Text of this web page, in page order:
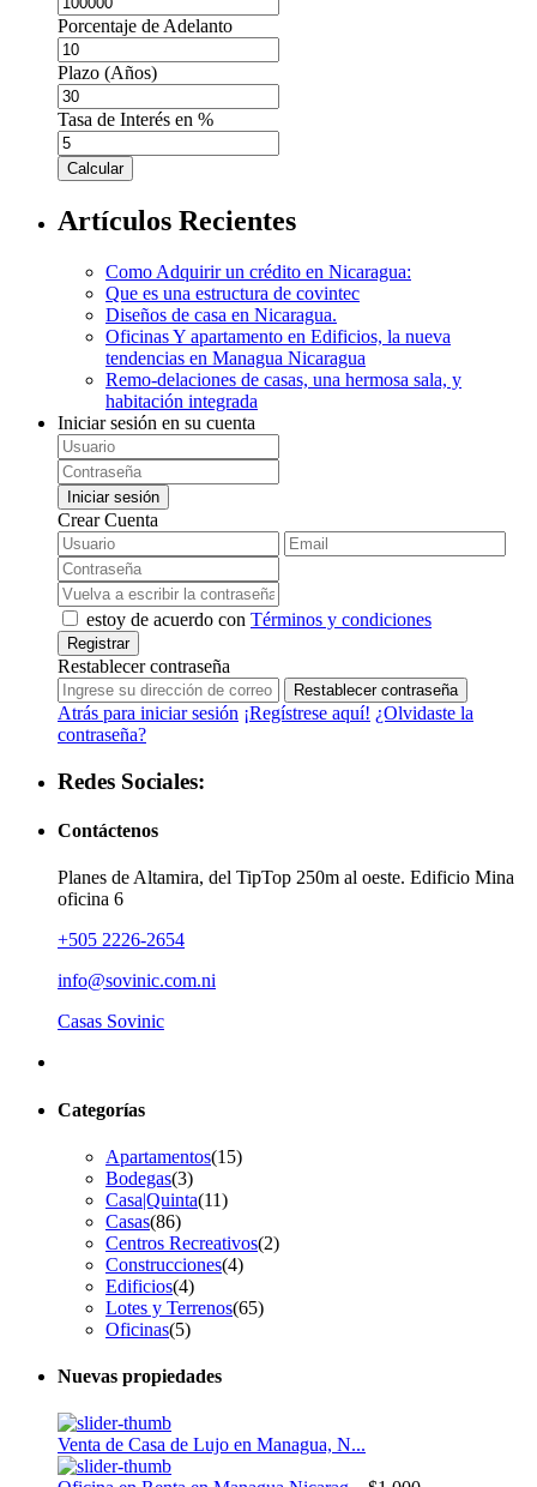
Porcentaje de Adelanto
Plazo (Años)
Tasa de Interés en %
Calcular
Artículos Recientes
Como Adquirir un crédito en Nicaragua:
Que es una estructura de covintec
Diseños de casa en Nicaragua.
Oficinas Y apartamento en Edificios, la nueva
tendencias en Managua Nicaragua
Remo-delaciones de casas, una hermosa sala, y
habitación integrada
Iniciar sesión en su cuenta
Iniciar sesión
Crear Cuenta
estoy de acuerdo con Términos y condiciones
Registrar
Restablecer contraseña
Restablecer contraseña
Atrás para iniciar sesión ¡Regístrese aquí! ¿Olvidaste la
contraseña?
Redes Sociales:
Contáctenos
Planes de Altamira, del TipTop 250m al oeste. Edificio Mina
oficina 6
+505 2226-2654
info@sovinic.com.ni
Casas Sovinic
Categorías
Apartamentos(15)
Bodegas(3)
Casa|Quinta(11)
Casas(86)
Centros Recreativos(2)
Construcciones(4)
Edificios(4)
Lotes y Terrenos(65)
Oficinas(5)
Nuevas propiedades
Venta de Casa de Lujo en Managua, N...